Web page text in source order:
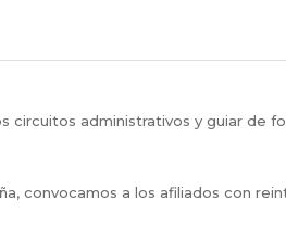
administrativos y guiar de
convocamos a los afiliados con